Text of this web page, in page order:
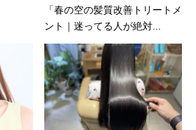
「春の空の髪質改善トリートメ
ント｜迷ってる人が絶対...